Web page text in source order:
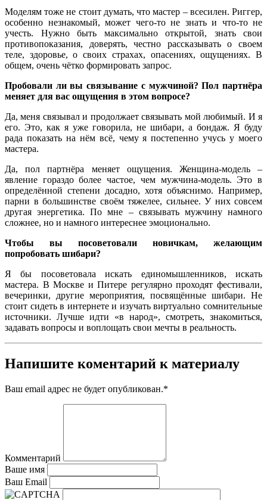
Моделям тоже не стоит думать, что мастер – всесилен. Риггер,
особенно незнакомый, может чего-то не знать и что-то не
учесть. Нужно быть максимально открытой, знать свои
противопоказания, доверять, честно рассказывать о своем
теле, здоровье, о своих страхах, опасениях, ощущениях. В
общем, очень чётко формировать запрос.
Пробовали ли вы связывание с мужчиной? Пол партнёра
меняет для вас ощущения в этом вопросе?
Да, меня связывал и продолжает связывать мой любимый. И я
его. Это, как я уже говорила, не шибари, а бондаж. Я буду
рада показать на нём всё, чему я постепенно учусь у моего
мастера.
Да, пол партнёра меняет ощущения. Женщина-модель –
явление гораздо более частое, чем мужчина-модель. Это в
определённой степени досадно, хотя объяснимо. Например,
парни в большинстве своём тяжелее, сильнее. У них совсем
другая энергетика. По мне – связывать мужчину намного
сложнее, но и намного интереснее эмоционально.
Чтобы вы посоветовали новичкам, желающим
попробовать шибари?
Я бы посоветовала искать единомышленников, искать
мастера. В Москве и Питере регулярно проходят фестивали,
вечеринки, другие мероприятия, посвящённые шибари. Не
стоит сидеть в интернете и изучать виртуально сомнительные
источники. Лучше идти «в народ», смотреть, знакомиться,
задавать вопросы и воплощать свои мечты в реальность.
Напишите коментарий к материалу
Ваш email адрес не будет опубликован.*
Комментарий
Ваше имя
Ваш Email